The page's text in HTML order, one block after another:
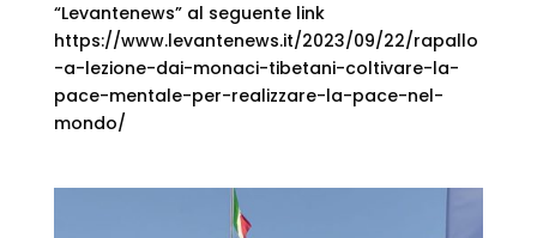
“Levantenews” al seguente link
https://www.levantenews.it/2023/09/22/rapallo
-a-lezione-dai-monaci-tibetani-coltivare-la-
pace-mentale-per-realizzare-la-pace-nel-
mondo/